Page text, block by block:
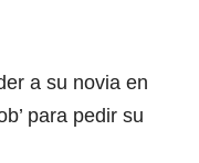
a su novia en
para pedir su